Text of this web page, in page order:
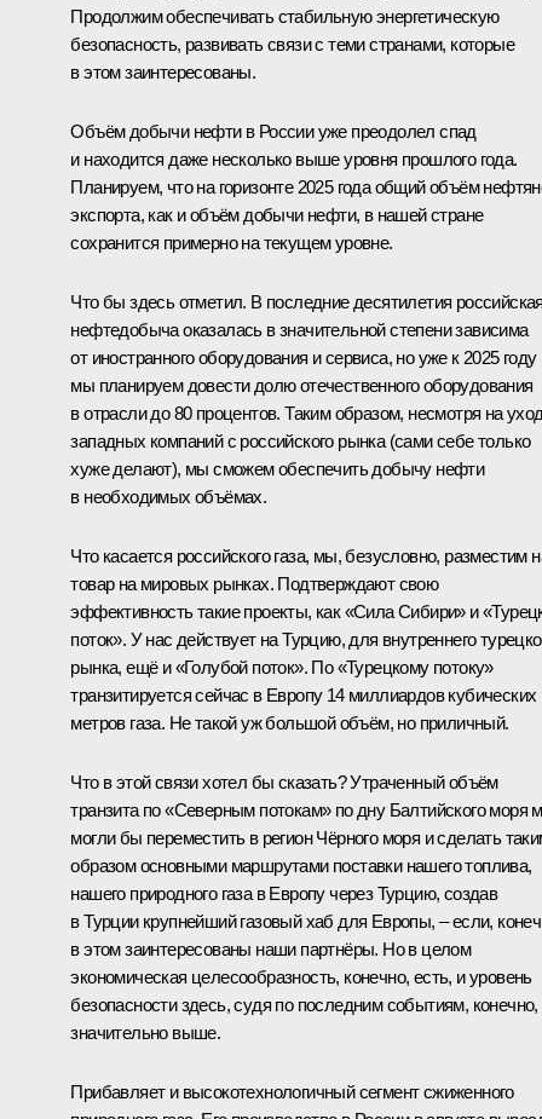
Продолжим обеспечивать стабильную энергетическую
безопасность, развивать связи с теми странами, которые
в этом заинтересованы.
Объём добычи нефти в России уже преодолел спад
и находится даже несколько выше уровня прошлого года.
Планируем, что на горизонте 2025 года общий объём
экспорта, как и объём добычи нефти, в нашей стране
сохранится примерно на текущем уровне.
Что бы здесь отметил. В последние десятилетия
нефтедобыча оказалась в значительной степени зависима
от иностранного оборудования и сервиса, но уже к 2025 году
мы планируем довести долю отечественного оборудования
в отрасли до 80 процентов. Таким образом, несмотря на
западных компаний с российского рынка (сами себе только
хуже делают), мы сможем обеспечить добычу нефти
в необходимых объёмах.
Что касается российского газа, мы, безусловно, разместим
товар на мировых рынках. Подтверждают свою
эффективность такие проекты, как «Сила Сибири» и
поток». У нас действует на Турцию, для внутреннего
рынка, ещё и «Голубой поток». По «Турецкому потоку»
транзитируется сейчас в Европу 14 миллиардов кубических
метров газа. Не такой уж большой объём, но приличный.
Что в этой связи хотел бы сказать? Утраченный объём
транзита по «Северным потокам» по дну Балтийского моря
могли бы переместить в регион Чёрного моря и сделать
образом основными маршрутами поставки нашего топлива,
нашего природного газа в Европу через Турцию, создав
в Турции крупнейший газовый хаб для Европы, – если,
в этом заинтересованы наши партнёры. Но в целом
экономическая целесообразность, конечно, есть, и уровень
безопасности здесь, судя по последним событиям, конечно,
значительно выше.
Прибавляет и высокотехнологичный сегмент сжиженного